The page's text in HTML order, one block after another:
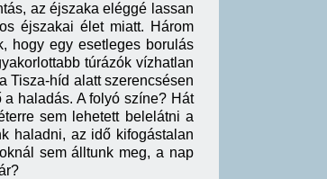
az éjszaka eléggé lassan
éjszakai élet miatt. Három
hogy egy esetleges borulás
túrázók vízhatlan
Tisza-híd alatt szerencsésen
haladás. A folyó színe? Hát
sem lehetett belelátni a
haladni, az idő kifogástalan
sem álltunk meg, a nap